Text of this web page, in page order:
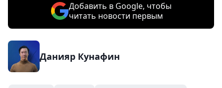
Добавить в Google, чтобы
читать новости первым
Данияр Кунафин